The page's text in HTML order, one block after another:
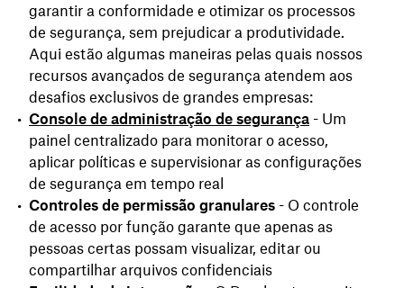
garantir a conformidade e otimizar os processos
de segurança, sem prejudicar a produtividade.
Aqui estão algumas maneiras pelas quais nossos
recursos avançados de segurança atendem aos
desafios exclusivos de grandes empresas:
Console de administração de segurança - Um
painel centralizado para monitorar o acesso,
aplicar políticas e supervisionar as configurações
de segurança em tempo real
Controles de permissão granulares - O controle
de acesso por função garante que apenas as
pessoas certas possam visualizar, editar ou
compartilhar arquivos confidenciais